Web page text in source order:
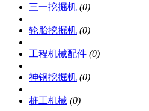
三一挖掘机 (0)
轮胎挖掘机 (0)
工程机械配件 (0)
神钢挖掘机 (0)
桩工机械 (0)